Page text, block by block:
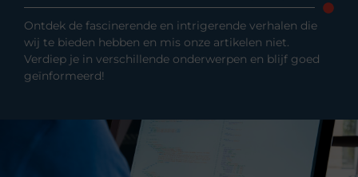
Ontdek de fascinerende en intrigerende verhalen die
wij te bieden hebben en mis onze artikelen niet.
Verdiep je in verschillende onderwerpen en blijf goed
geïnformeerd!